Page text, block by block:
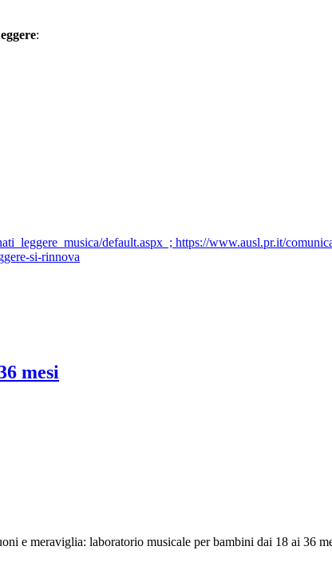
:
default.aspx ; https://www.ausl.pr.it/
si-rinnova
mesi
e meraviglia: laboratorio musicale per bambini dai 18 ai 36